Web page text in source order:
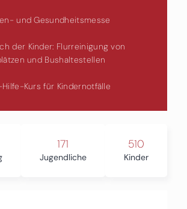
und Gesundheitsmesse
der Kinder: Flurreinigung von
und Bushaltestellen
Kurs für Kindernotfälle
171
Jugendliche
510
Kinder